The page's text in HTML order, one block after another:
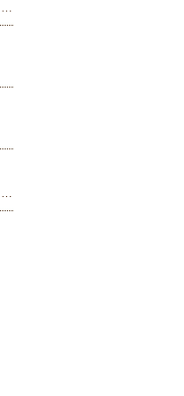
トールにウェルカムプランフォーカルスピーカー＆ウーハー
レヴォーグにドア ハッチのデッドニング 徳島から